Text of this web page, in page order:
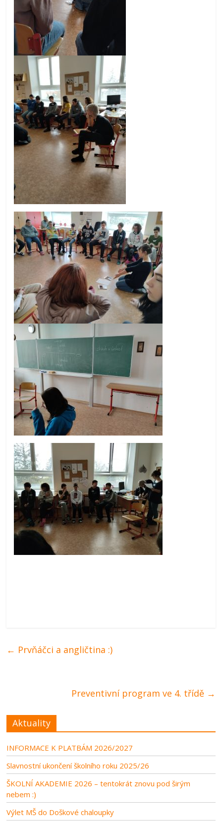
← Prvňáčci a angličtina :)
Preventivní program ve 4. třídě →
Aktuality
INFORMACE K PLATBÁM 2026/2027
Slavnostní ukončení školního roku 2025/26
ŠKOLNÍ AKADEMIE 2026 – tentokrát znovu pod širým
nebem :)
Výlet MŠ do Doškové chaloupky